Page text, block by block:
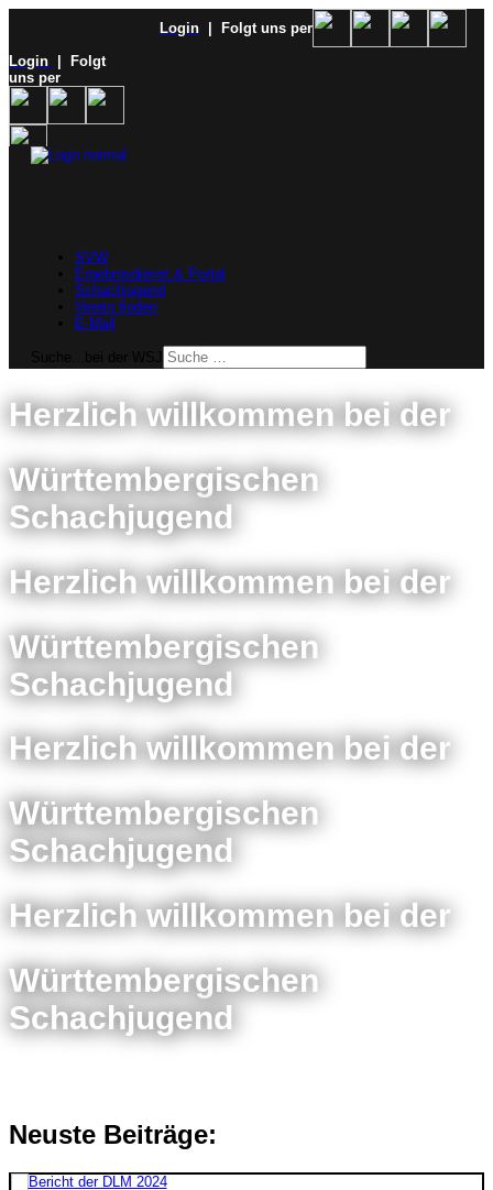
Login
| Folgt uns per
Login
| Folgt
uns per
SVW
Ergebnisdienst & Portal
Schachjugend
Verein finden
E-Mail
Herzlich willkommen bei der
Württembergischen
Schachjugend
Herzlich willkommen bei der
Württembergischen
Schachjugend
Herzlich willkommen bei der
Württembergischen
Schachjugend
Herzlich willkommen bei der
Württembergischen
Schachjugend
Neuste Beiträge: